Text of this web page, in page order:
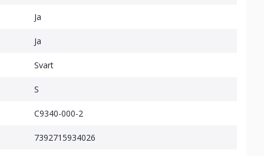
Ja
Ja
Svart
S
C9340-000-2
7392715934026